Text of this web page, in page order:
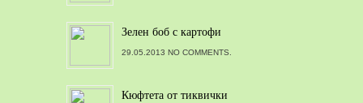
Зелен боб с картофи
29.05.2013 NO COMMENTS.
Кюфтета от тиквички